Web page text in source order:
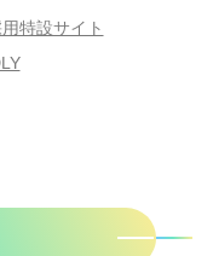
特設サイト